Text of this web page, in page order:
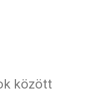
között